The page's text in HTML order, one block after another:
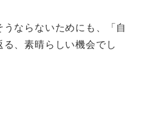
ならないためにも、「自
、素晴らしい機会でし